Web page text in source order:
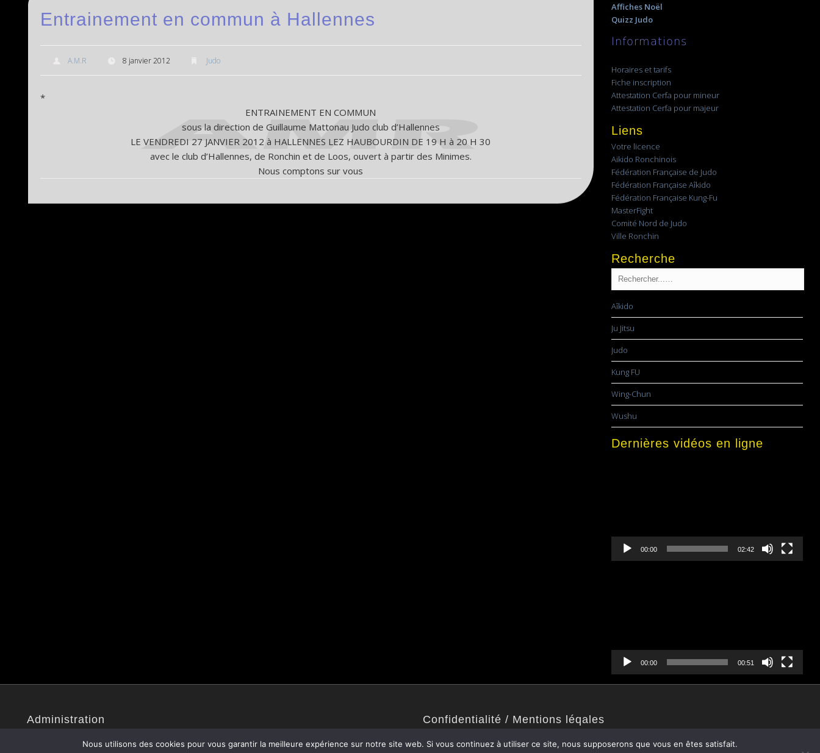
Entrainement en commun à Hallennes
A.M.R 8 janvier 2012 Judo
*
ENTRAINEMENT EN COMMUN
sous la direction de Guillaume Mattonau Judo club d’Hallennes
LE VENDREDI 27 JANVIER 2012 à HALLENNES LEZ HAUBOURDIN DE 19 H à 20 H 30
avec le club d’Hallennes, de Ronchin et de Loos, ouvert à partir des Minimes.
Nous comptons sur vous
Affiches Noël
Quizz Judo
Informations
Horaires et tarifs
Fiche inscription
Attestation Cerfa pour mineur
Attestation Cerfa pour majeur
Liens
Votre licence
Aikido Ronchinois
Fédération Française de Judo
Fédération Française Aîkido
Fédération Française Kung-Fu
MasterFight
Comité Nord de Judo
Ville Ronchin
Recherche
Aîkido
Ju Jitsu
Judo
Kung FU
Wing-Chun
Wushu
Dernières vidéos en ligne
00:00 02:42
00:00 00:51
Administration Confidentialité / Mentions léqales
Mentions légales
Nous utilisons des cookies pour vous garantir la meilleure expérience sur notre site web. Si vous continuez à utiliser ce site, nous supposerons que vous en êtes satisfait.